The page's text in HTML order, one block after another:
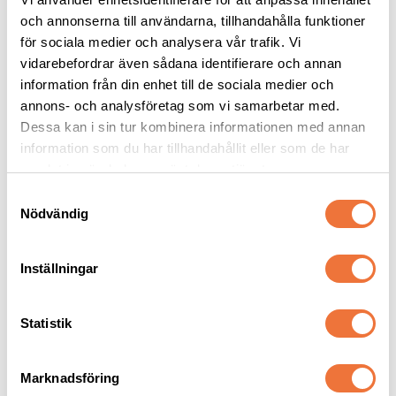
och annonserna till användarna, tillhandahålla funktioner
för sociala medier och analysera vår trafik. Vi
vidarebefordrar även sådana identifierare och annan
information från din enhet till de sociala medier och
annons- och analysföretag som vi samarbetar med.
Dessa kan i sin tur kombinera informationen med annan
information som du har tillhandahållit eller som de har
samlat in när du har använt deras tjänster.
Nödvändig
Inställningar
Statistik
Marknadsföring
4Dogs Belöningsgodis
49kr
4Dogs Belöningsgodis
49kr
Senaste besökta produkter